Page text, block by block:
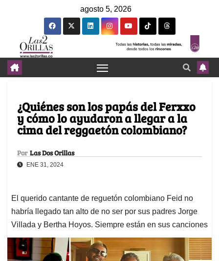
agosto 5, 2026
¿Quiénes son los papás del Ferxxo
y cómo lo ayudaron a llegar a la
cima del reggaetón colombiano?
Por Las Dos Orillas
ENE 31, 2024
El querido cantante de reguetón colombiano Feid no
habría llegado tan alto de no ser por sus padres Jorge
Villada y Bertha Hoyos. Siempre están en sus canciones